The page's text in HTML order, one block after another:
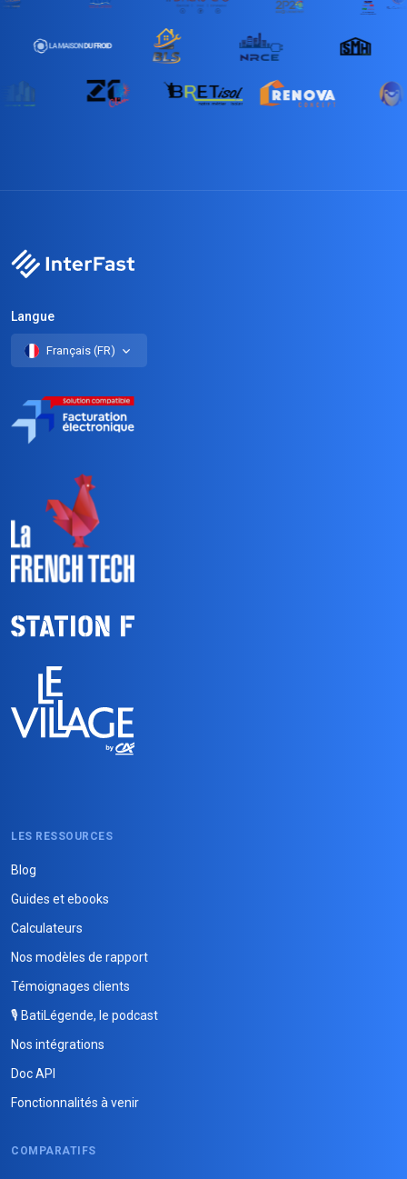
Langue
Français (FR)
LES RESSOURCES
Blog
Guides et ebooks
Calculateurs
Nos modèles de rapport
Témoignages clients
🎙️ BatiLégende, le podcast
Nos intégrations
Doc API
Fonctionnalités à venir
COMPARATIFS